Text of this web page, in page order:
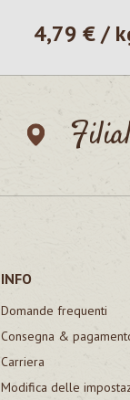
Prezzo
4,79 € /
INFO
Domande frequenti
Consegna &
Carriera
Modifica delle